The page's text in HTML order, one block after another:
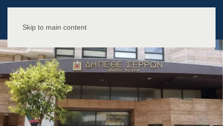
Skip to main content